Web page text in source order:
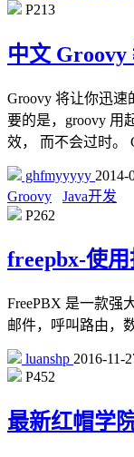
P213
中文 Groovy
Groovy 将让你迅
要的是，groovy 用
效， 而不会过时。
ghfmyyyyy 2014-
Groovy
Java开发
P262
freepbx-使
FreePBX 是一款强
邮件，呼叫路由，
luanshp 2016-11-
P452
最新红帽学